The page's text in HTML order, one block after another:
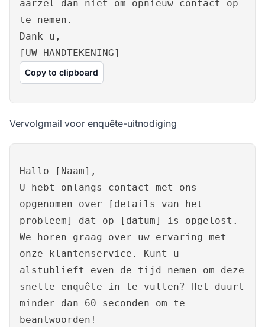
aarzel dan niet om opnieuw contact op
te nemen.
Dank u,
[UW HANDTEKENING]
Copy to clipboard
Vervolgmail voor enquête-uitnodiging
Hallo [Naam],
U hebt onlangs contact met ons
opgenomen over [details van het
probleem] dat op [datum] is opgelost.
We horen graag over uw ervaring met
onze klantenservice. Kunt u
alstublieft even de tijd nemen om deze
snelle enquête in te vullen? Het duurt
minder dan 60 seconden om te
beantwoorden!